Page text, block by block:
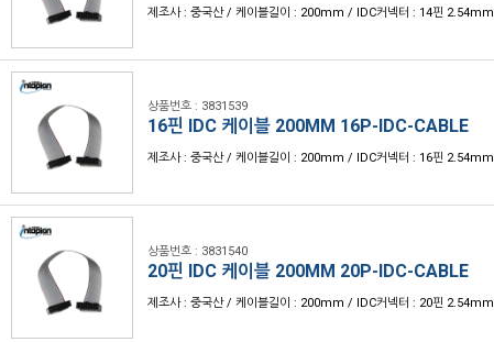
제조사 : 중국산 / 케이블길이 : 200mm / IDC커넥터 : 14핀 2.54mm
상품번호 : 3831539
16핀 IDC 케이블 200MM 16P-IDC-CABLE
제조사 : 중국산 / 케이블길이 : 200mm / IDC커넥터 : 16핀 2.54mm
상품번호 : 3831540
20핀 IDC 케이블 200MM 20P-IDC-CABLE
제조사 : 중국산 / 케이블길이 : 200mm / IDC커넥터 : 20핀 2.54mm